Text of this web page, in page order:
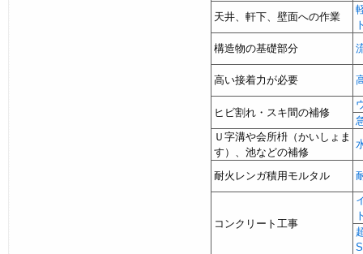
天井、軒下、壁面への作業
構造物の基礎部分
高い接着力が必要
ヒビ割れ・スキ間の補修
Ｕ字溝や会所枡（かいしょま
す）、池などの補修
耐火レンガ積用モルタル
コンクリート工事